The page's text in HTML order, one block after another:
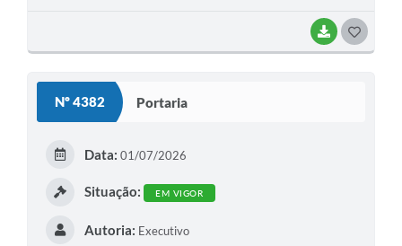
BAIXAR
Nº 4382 Portaria
Data: 01/07/2026
Situação: EM VIGOR
Autoria: Executivo